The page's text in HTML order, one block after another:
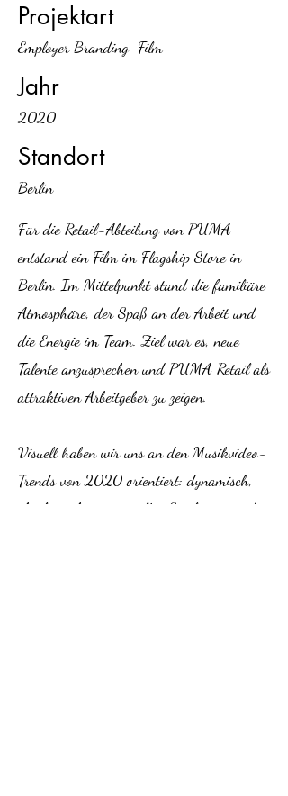
Projektart
Employer Branding-Film
Jahr
2020
Standort
Berlin
Für die Retail-Abteilung von PUMA
entstand ein Film im Flagship Store in
Berlin. Im Mittelpunkt stand die familiäre
Atmosphäre, der Spaß an der Arbeit und
die Energie im Team. Ziel war es, neue
Talente anzusprechen und PUMA Retail als
attraktiven Arbeitgeber zu zeigen.
Visuell haben wir uns an den Musikvideo-
Trends von 2020 orientiert: dynamisch,
rhythmisch, mit visuellen Spielereien und